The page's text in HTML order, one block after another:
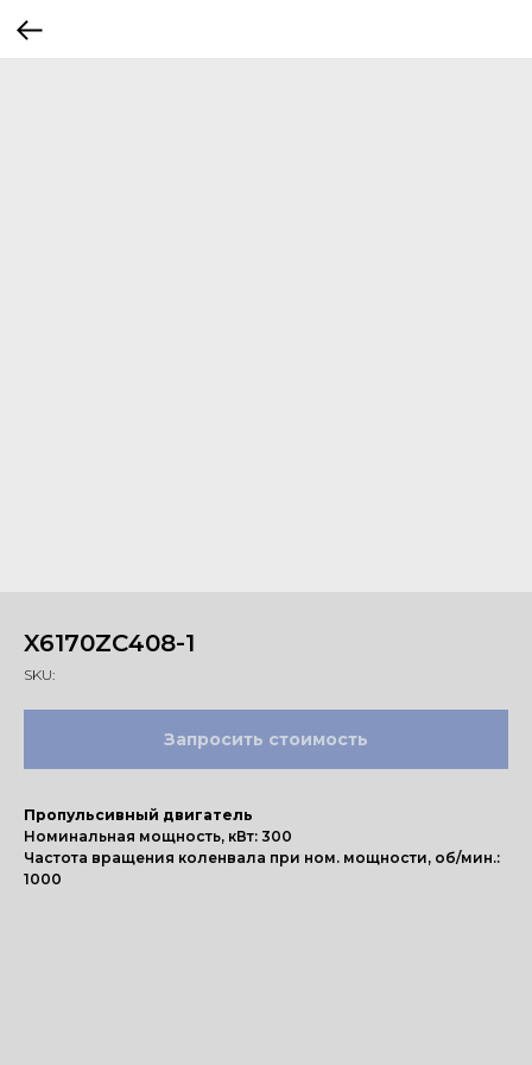
X6170ZC408-1
SKU:
Запросить стоимость
Пропульсивный двигатель
Номинальная мощность, кВт: 300
Частота вращения коленвала при ном. мощности, об/мин.:
1000